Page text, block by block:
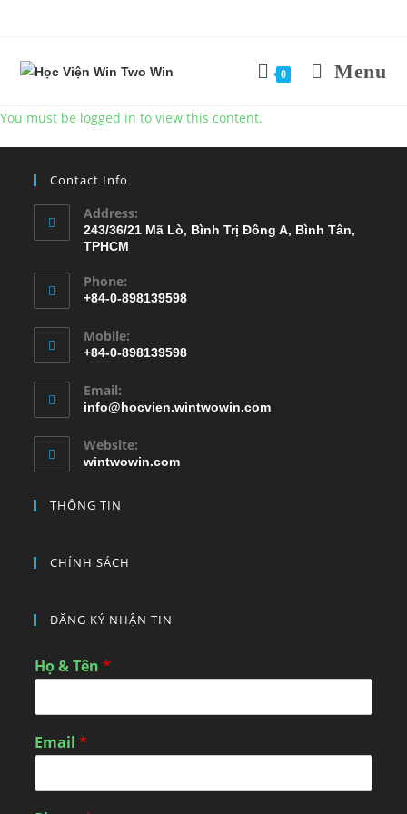
0 Menu
You must be logged in to view this content.
Contact Info
Address:
243/36/21 Mã Lò, Bình Trị Đông A, Bình Tân,
TPHCM
Phone:
+84-0-898139598
Mobile:
+84-0-898139598
Email:
info@hocvien.wintwowin.com
Website:
wintwowin.com
THÔNG TIN
CHÍNH SÁCH
ĐĂNG KÝ NHẬN TIN
Họ & Tên*
Email*